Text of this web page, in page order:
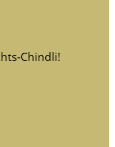
Chindli!